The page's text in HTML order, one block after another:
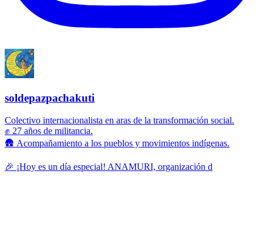
soldepazpachakuti
Colectivo internacionalista en aras de la transformación social.
✊ 27 años de militancia.
🛖 Acompañamiento a los pueblos y movimientos indígenas.
🎉 ¡Hoy es un día especial! ANAMURI, organización d